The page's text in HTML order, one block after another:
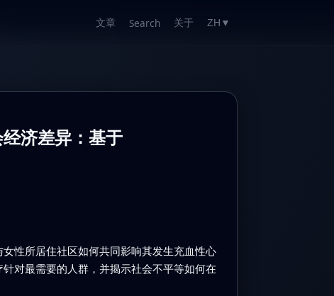
文章 Search 关于 ZH ▼
济差异：基于
性所居住社区如何共同影响其发生充血性心
对最需要的人群，并揭示社会不平等如何在